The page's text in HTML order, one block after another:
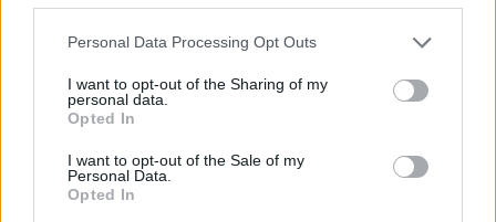
Personal Data Processing Opt Outs
I want to opt-out of the Sharing of my
personal data.
Opted In
I want to opt-out of the Sale of my
Personal Data.
Opted In
του έδειξαν οι ανώτεροί του του, αλλά δεν είμαι
σίγουρος ότι η διαιτητική αρχή βοήθησε τον εαυτό
της ιδιαίτερα με αυτή την απόφαση».